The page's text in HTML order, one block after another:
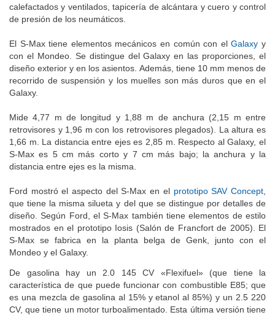
De gasolina hay un 2.0 145 CV «Flexifuel» (que tiene la
característica de que puede funcionar con combustible E85; que
es una mezcla de gasolina al 15% y etanol al 85%) y un 2.5 220
CV, que tiene un motor turboalimentado. Esta última versión tiene
calefactados y ventilados, tapicería de alcántara y cuero y control
de presión de los neumáticos.
El S-Max tiene elementos mecánicos en común con elGalaxy y
con el Mondeo. Se distingue del Galaxy en las proporciones, el
diseño exterior y en los asientos. Además, tiene 10 mm menos de
recorrido de suspensión y los muelles son más duros que en el
Galaxy.
Mide 4,77 m de longitud y 1,88 m de anchura (2,15 m entre
retrovisores y 1,96 m con los retrovisores plegados). La altura es
1,66 m. La distancia entre ejes es 2,85 m. Respecto al Galaxy, el
S-Max es 5 cm más corto y 7 cm más bajo; la anchura y la
distancia entre ejes es la misma.
Ford mostró el aspecto del S-Max en el prototipo SAV Concept
que tiene la misma silueta y del que se distingue por detalles de
diseño. Según Ford, el S-Max también tiene elementos de estilo
mostrados en el prototipo Iosis (Salón de Francfort de 2005). El
S-Max se fabrica en la planta belga de Genk, junto con el
Mondeo y el Galaxy.